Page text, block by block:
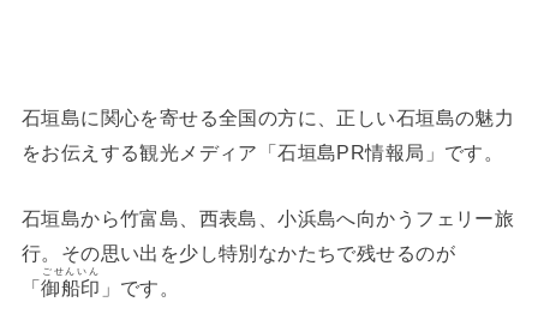
石垣島に関心を寄せる全国の方に、正しい石垣島の魅力
をお伝えする観光メディア「石垣島PR情報局」です。
石垣島から竹富島、西表島、小浜島へ向かうフェリー旅
行。その思い出を少し特別なかたちで残せるのが
「御船印
ごせんいん
」です。